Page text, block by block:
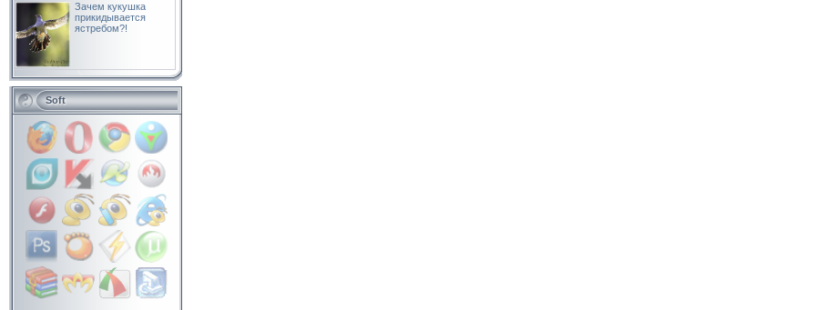
Зачем кукушка
прикидывается
ястребом?!
Soft